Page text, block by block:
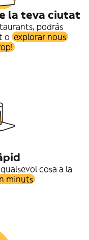
la teva ciutat
podràs
o explorar nous
cosa a la
minuts